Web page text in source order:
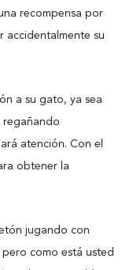
recompensa por
accidentalmente su
a su gato, ya sea
regañando
atención. Con el
obtener la
jugando con
como está usted